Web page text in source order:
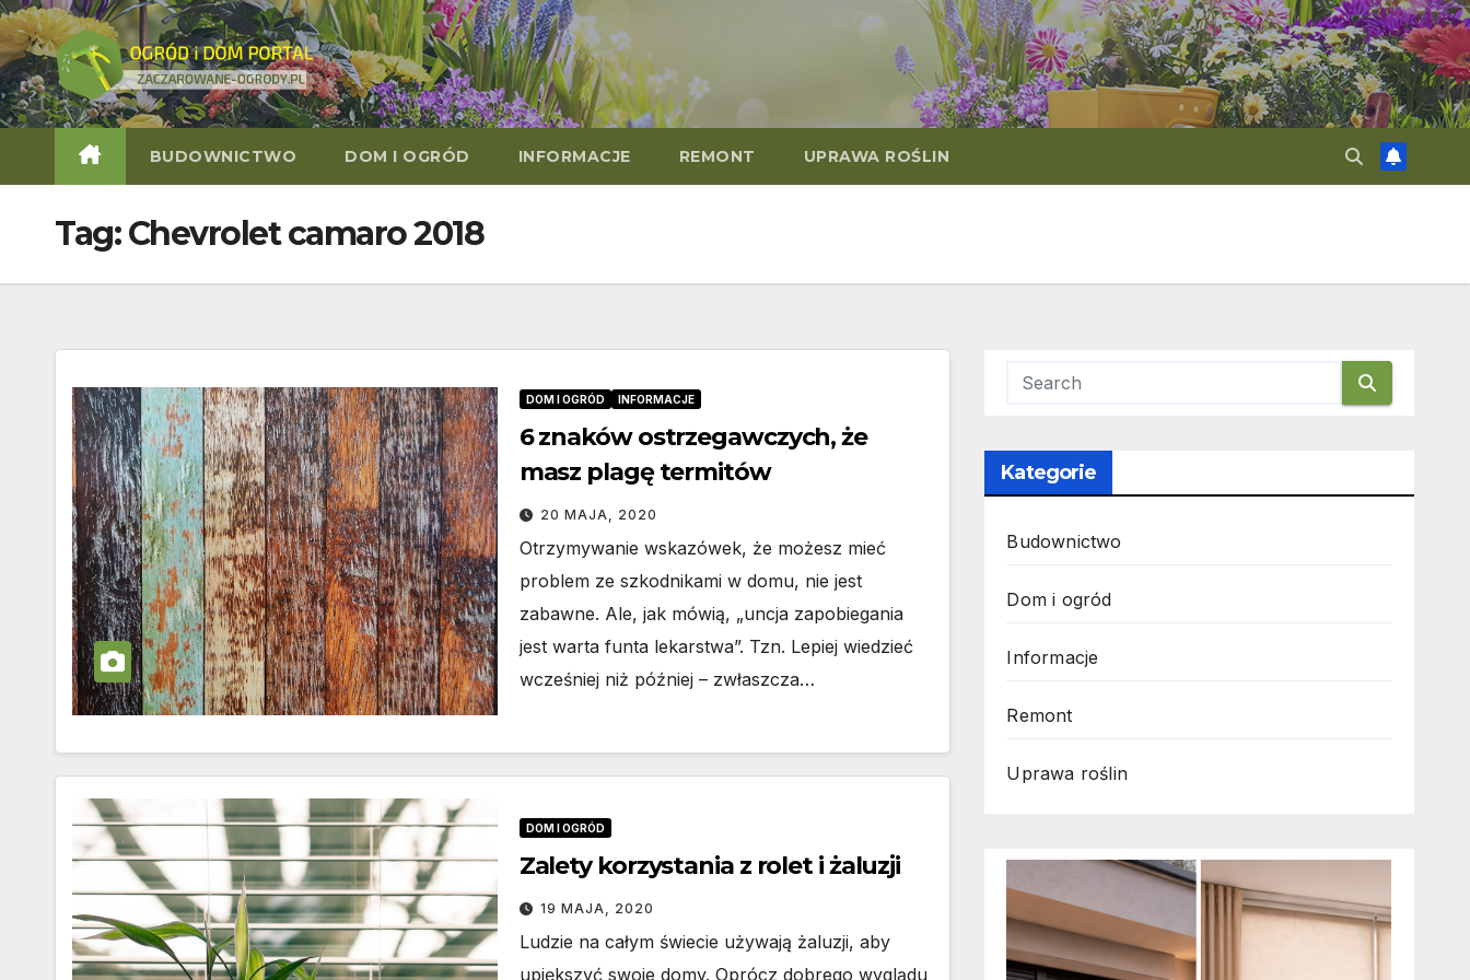
Skip
to
content
BUDOWNICTWO DOM I OGRÓD INFORMACJE REMONT UPRAWA ROŚLIN
Tag:Chevrolet camaro 2018
DOM I OGRÓD INFORMACJE
6 znaków ostrzegawczych, że
masz plagę termitów
20 MAJA, 2020
Otrzymywanie wskazówek, że możesz mieć
problem ze szkodnikami w domu, nie jest
zabawne. Ale, jak mówią, „uncja zapobiegania
jest warta funta lekarstwa”. Tzn. Lepiej wiedzieć
wcześniej niż później – zwłaszcza…
DOM I OGRÓD
Zalety korzystania z rolet i żaluzji
19 MAJA, 2020
Ludzie na całym świecie używają żaluzji, aby
upiększyć swoje domy. Oprócz dobrego wyglądu
Kategorie
Budownictwo
Dom i ogród
Informacje
Remont
Uprawa roślin